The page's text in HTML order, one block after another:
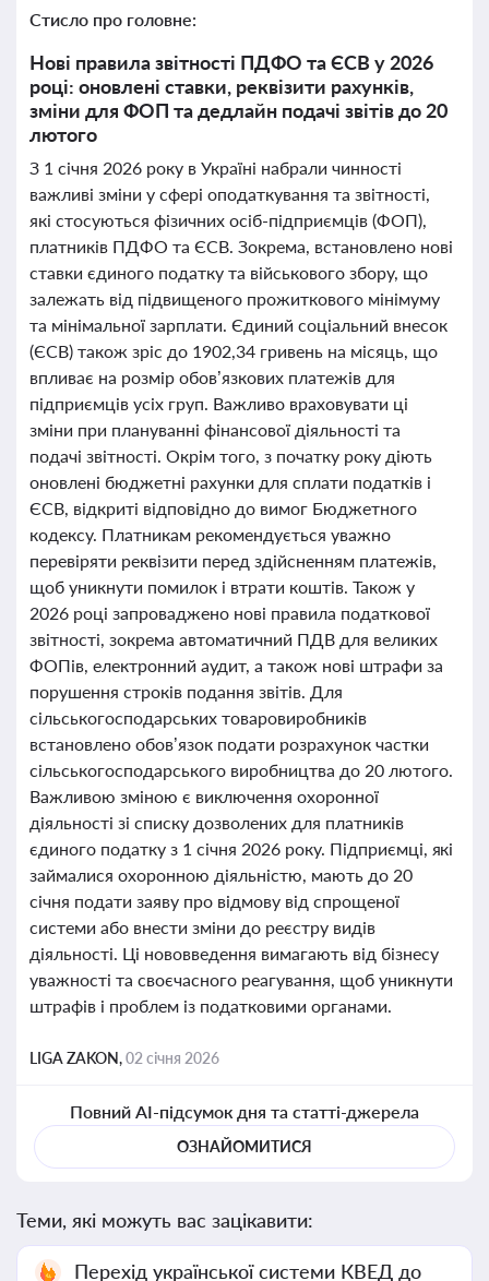
Стисло про головне:
Нові правила звітності ПДФО та ЄСВ у 2026
році: оновлені ставки, реквізити рахунків,
зміни для ФОП та дедлайн подачі звітів до 20
лютого
З 1 січня 2026 року в Україні набрали чинності
важливі зміни у сфері оподаткування та звітності,
які стосуються фізичних осіб-підприємців (ФОП),
платників ПДФО та ЄСВ. Зокрема, встановлено нові
ставки єдиного податку та військового збору, що
залежать від підвищеного прожиткового мінімуму
та мінімальної зарплати. Єдиний соціальний внесок
(ЄСВ) також зріс до 1902,34 гривень на місяць, що
впливає на розмір обов’язкових платежів для
підприємців усіх груп. Важливо враховувати ці
зміни при плануванні фінансової діяльності та
подачі звітності. Окрім того, з початку року діють
оновлені бюджетні рахунки для сплати податків і
ЄСВ, відкриті відповідно до вимог Бюджетного
кодексу. Платникам рекомендується уважно
перевіряти реквізити перед здійсненням платежів,
щоб уникнути помилок і втрати коштів. Також у
2026 році запроваджено нові правила податкової
звітності, зокрема автоматичний ПДВ для великих
ФОПів, електронний аудит, а також нові штрафи за
порушення строків подання звітів. Для
сільськогосподарських товаровиробників
встановлено обов’язок подати розрахунок частки
сільськогосподарського виробництва до 20 лютого.
Важливою зміною є виключення охоронної
діяльності зі списку дозволених для платників
єдиного податку з 1 січня 2026 року. Підприємці, які
займалися охоронною діяльністю, мають до 20
січня подати заяву про відмову від спрощеної
системи або внести зміни до реєстру видів
діяльності. Ці нововведення вимагають від бізнесу
уважності та своєчасного реагування, щоб уникнути
штрафів і проблем із податковими органами.
LIGA ZAKON,02 січня 2026
Повний AI-підсумок дня та статті-джерела
ОЗНАЙОМИТИСЯ
Теми, які можуть вас зацікавити:
Перехід української системи КВЕД до